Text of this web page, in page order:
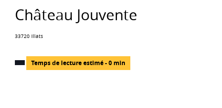
Château Jouvente
33720 Illats
Temps de lecture estimé - 0 min